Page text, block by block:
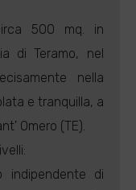
500 mq. in
di Teramo, nel
nella
e tranquilla, a
Omero (TE).
indipendente di